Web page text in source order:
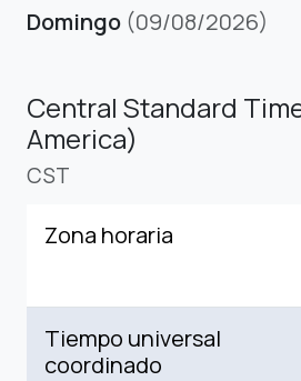
Domingo (09/08/2026)
Central Standard
America)
CST
Zona horaria
Tiempo universal
coordinado